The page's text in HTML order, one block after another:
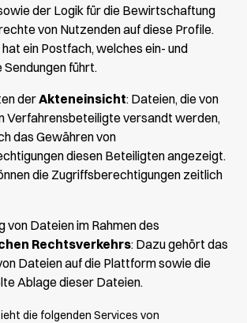
der Logik für die Bewirtschaftung
von Nutzenden auf diese Profile.
ein Postfach, welches ein- und
Sendungen führt.
derAkteneinsicht: Dateien, die von
Verfahrensbeteiligte versandt werden,
das Gewähren von
diesen Beteiligten angezeigt.
die Zugriffsberechtigungen zeitlich
von Dateien im Rahmen des
Rechtsverkehrs: Dazu gehört das
Dateien auf die Plattform sowie die
Ablage dieser Dateien.
die folgenden Services von